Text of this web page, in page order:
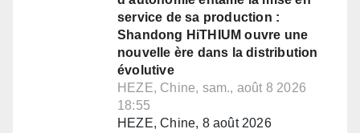
service de sa production :
Shandong HiTHIUM ouvre une
nouvelle ère dans la distribution
évolutive
HEZE, Chine, sam., août 8 2026
18:55
HEZE, Chine, 8 août 2026